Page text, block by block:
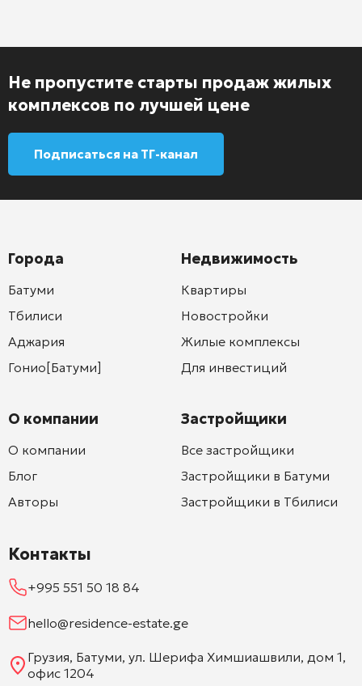
Не пропустите старты продаж жилых
комплексов по лучшей цене
Подписаться на ТГ-канал
Города
Батуми
Тбилиси
Аджария
Гонио[Батуми]
О компании
О компании
Блог
Авторы
Недвижимость
Квартиры
Новостройки
Жилые комплексы
Для инвестиций
Застройщики
Все застройщики
Застройщики в Батуми
Застройщики в Тбилиси
Контакты
+995 551 50 18 84
hello@residence-estate.ge
Грузия, Батуми, ул. Шерифа Химшиашвили, дом 1,
офис 1204